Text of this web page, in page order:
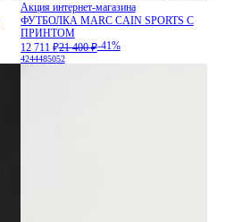
Акция интернет-магазина
ФУТБОЛКА MARC CAIN SPORTS С
ПРИНТОМ
12 711 ₽21 400 ₽-41%
4244485052